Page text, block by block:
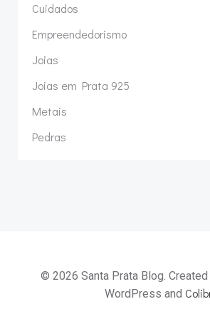
Cuidados
Empreendedorismo
Joias
Joias em Prata 925
Metais
Pedras
© 2026 Santa Prata Blog.
WordPress and